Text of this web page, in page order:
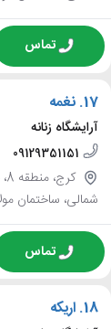
تماس
17. نغمه
آرایشگاه زنانه
09129351151
شمالی، ساختمان
تماس
18. اریکه